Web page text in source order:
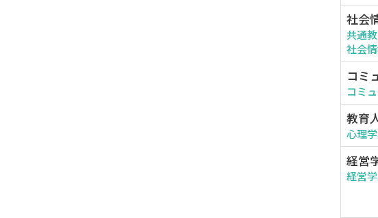
社会
共通
社会
コミ
コミ
教育
心理
経営
経営